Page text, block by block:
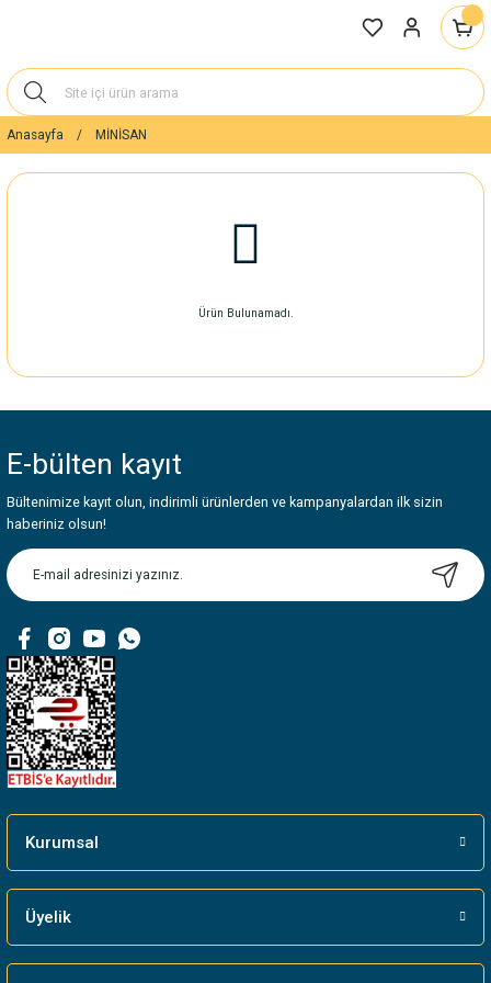
Anasayfa MİNİSAN
Ürün Bulunamadı.
E-bülten kayıt
Bültenimize kayıt olun, indirimli ürünlerden ve kampanyalardan ilk sizin
haberiniz olsun!
Kurumsal
Üyelik